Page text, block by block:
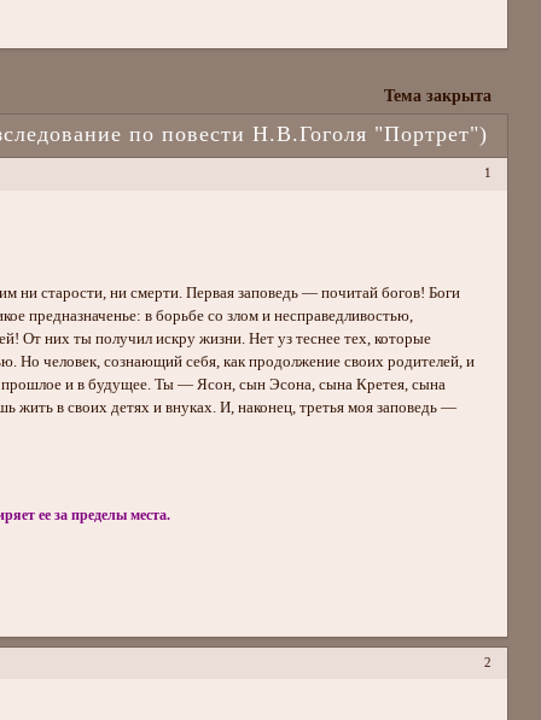
по повести Н.В.Гоголя "Портрет")
Тема закрыта
1
ни старости, ни смерти. Первая заповедь — почитай богов! Боги
предназначенье: в борьбе со злом и несправедливостью,
От них ты получил искру жизни. Нет уз теснее тех, которые
Но человек, сознающий себя, как продолжение своих родителей, и
прошлое и в будущее. Ты — Ясон, сын Эсона, сына Кретея, сына
жить в своих детях и внуках. И, наконец, третья моя заповедь —
ее за пределы места.
2